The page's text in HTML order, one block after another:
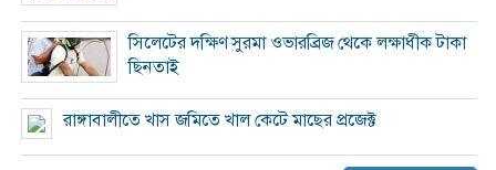
সিলেটের দক্ষিণ সুরমা ওভারব্রিজ থেকে লক্ষাধীক টাকা
ছিনতাই
রাঙ্গাবালীতে খাস জমিতে খাল কেটে মাছের প্রজেক্ট